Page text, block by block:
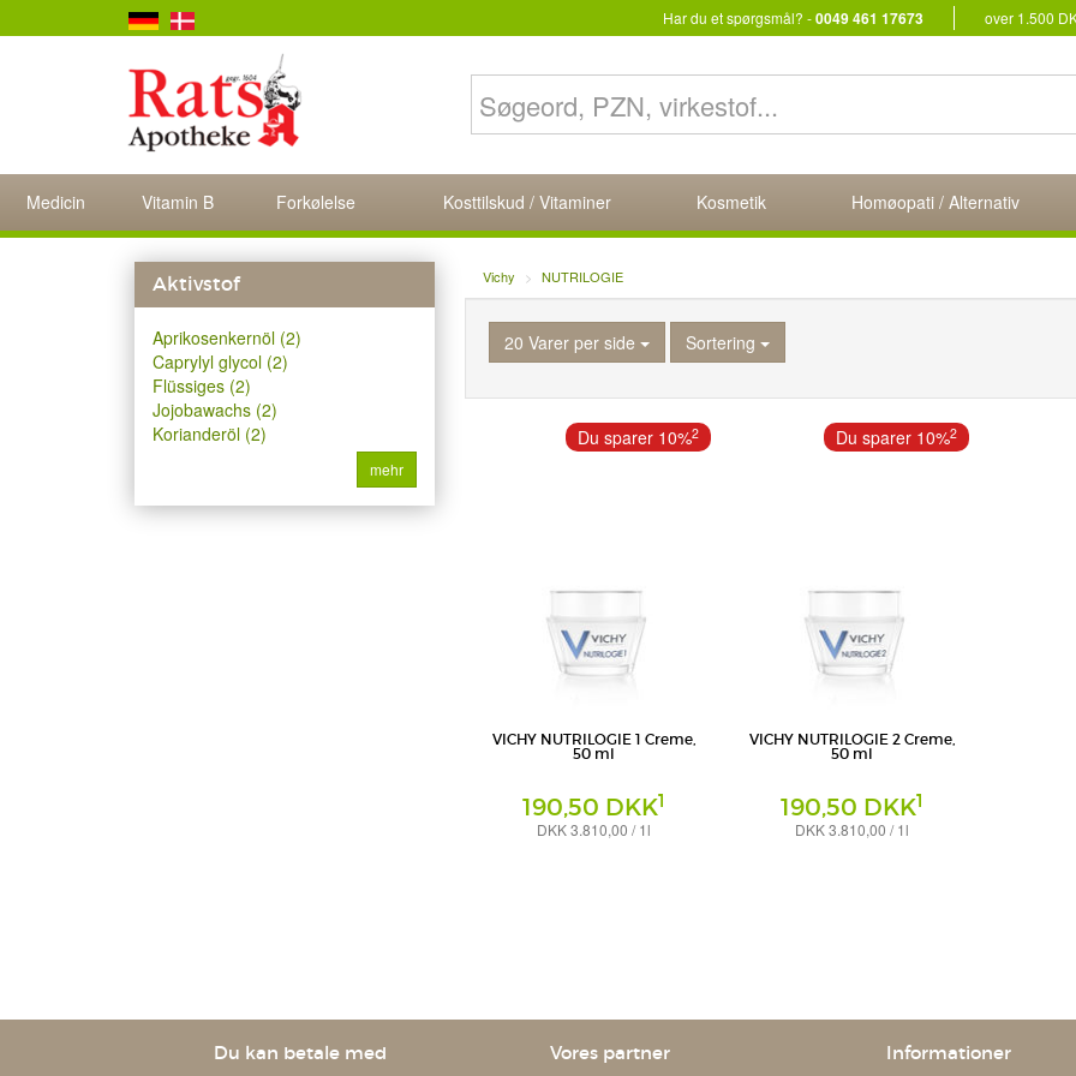
Har du et spørgsmål? -0049 461 17673 over 1.500
Medicin Vitamin B Forkølelse Kosttilskud / Vitaminer Kosmetik Homøopati / Alternativ
Aktivstof
Aprikosenkernöl (2)
Caprylyl glycol (2)
Flüssiges (2)
Jojobawachs (2)
Korianderöl (2)
mehr
Vichy NUTRILOGIE
20 Varer per side Sortering
VICHY NUTRILOGIE 1 Creme,
50 ml
190,50 DKK1
DKK 3.810,00 / 1l
Du sparer 10%2
VICHY NUTRILOGIE 2 Creme,
50 ml
190,50 DKK1
DKK 3.810,00 / 1l
Du sparer 10%2
Du kan betale med Vores partner Informationer